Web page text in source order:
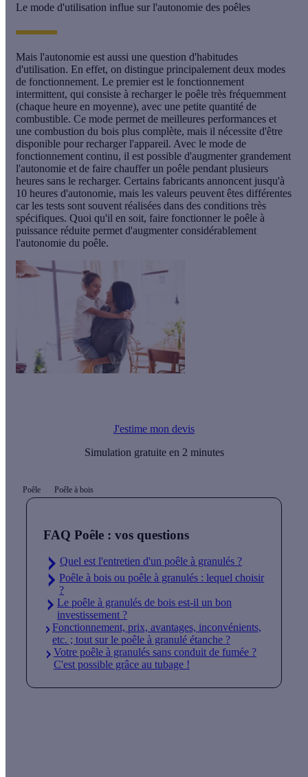
Le mode d'utilisation influe sur l'autonomie des poêles
Mais l'autonomie est aussi une question d'habitudes
d'utilisation. En effet, on distingue principalement deux modes
de fonctionnement. Le premier est le fonctionnement
intermittent, qui consiste à recharger le poêle très fréquemment
(chaque heure en moyenne), avec une petite quantité de
combustible. Ce mode permet de meilleures performances et
une combustion du bois plus complète, mais il nécessite d'être
disponible pour recharger l'appareil. Avec le mode de
fonctionnement continu, il est possible d'augmenter grandement
l'autonomie et de faire chauffer un poêle pendant plusieurs
heures sans le recharger. Certains fabricants annoncent jusqu'à
10 heures d'autonomie, mais les valeurs peuvent êtes différentes
car les tests sont souvent réalisées dans des conditions très
spécifiques. Quoi qu'il en soit, faire fonctionner le poêle à
puissance réduite permet d'augmenter considérablement
l'autonomie du poêle.
J'estime mon devis
Simulation gratuite en 2 minutes
Poêle Poêle à bois
FAQ Poêle : vos questions
Quel est l'entretien d'un poêle à granulés ?
Poêle à bois ou poêle à granulés : lequel choisir
?
Le poêle à granulés de bois est-il un bon
investissement ?
Fonctionnement, prix, avantages, inconvénients,
etc. ; tout sur le poêle à granulé étanche ?
Votre poêle à granulés sans conduit de fumée ?
C'est possible grâce au tubage !